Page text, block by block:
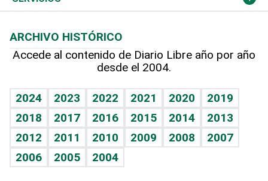
Hablando con el pediatra
Vida y familia
Eñe
Celebrando la vida
Sin complejos
Línea de hit
TBT Deportivo
Más firmas
Hecho en casa
Guía del dinero
Cumpleaños
Horóscopos
Crucigramas
ARCHIVO HISTÓRICO
Accede al contenido de Diario Libre año por año
desde el 2004.
2024 2023 2022 2021 2020
2019
2018
2017 2016 2015 2014
2013
2012
2011 2010 2009 2008
2007
2006
2005 2004